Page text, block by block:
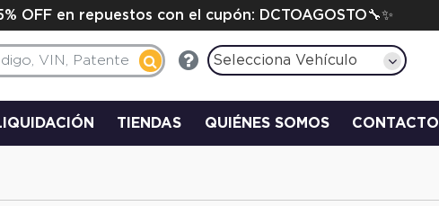
OFF en repuestos con el cupón: DCTOAGOSTO🔧✨
Selecciona Vehículo
TIENDAS QUIÉNES SOMOS CONTACTO